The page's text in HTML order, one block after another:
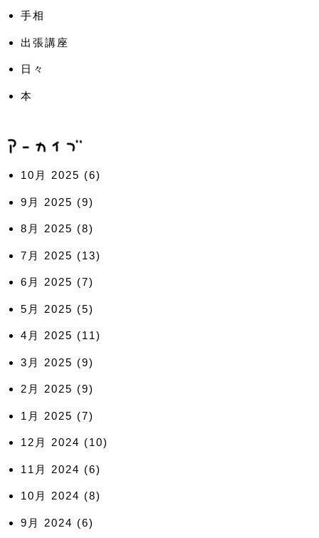
手相
出張講座
日々
本
10月 2025 (6)
9月 2025 (9)
8月 2025 (8)
7月 2025 (13)
6月 2025 (7)
5月 2025 (5)
4月 2025 (11)
3月 2025 (9)
2月 2025 (9)
1月 2025 (7)
12月 2024 (10)
11月 2024 (6)
10月 2024 (8)
9月 2024 (6)